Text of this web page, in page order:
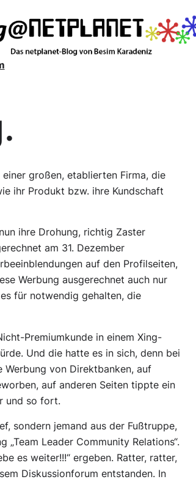
großen, etablierten Firma, die
ihr Produkt bzw. ihre Kundschaft
ihre Drohung, richtig Zaster
am 31. Dezember
auf den Profilseiten,
Werbung ausgerechnet auch nur
für notwendig gehalten, die
Premiumkunde in einem Xing-
Und die hatte es in sich, denn bei
Werbung von Direktbanken, auf
auf anderen Seiten tippte ein
und so fort.
sondern jemand aus der Fußtruppe,
Leader Community Relations“.
es weiter!!!“ ergeben. Ratter, ratter,
Diskussionforum entstanden. In